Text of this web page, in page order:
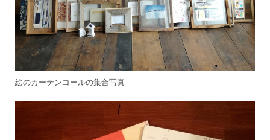
絵のカーテンコールの集合写真